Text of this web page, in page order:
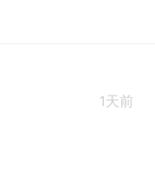
耐心。
从管理、责任心1天前